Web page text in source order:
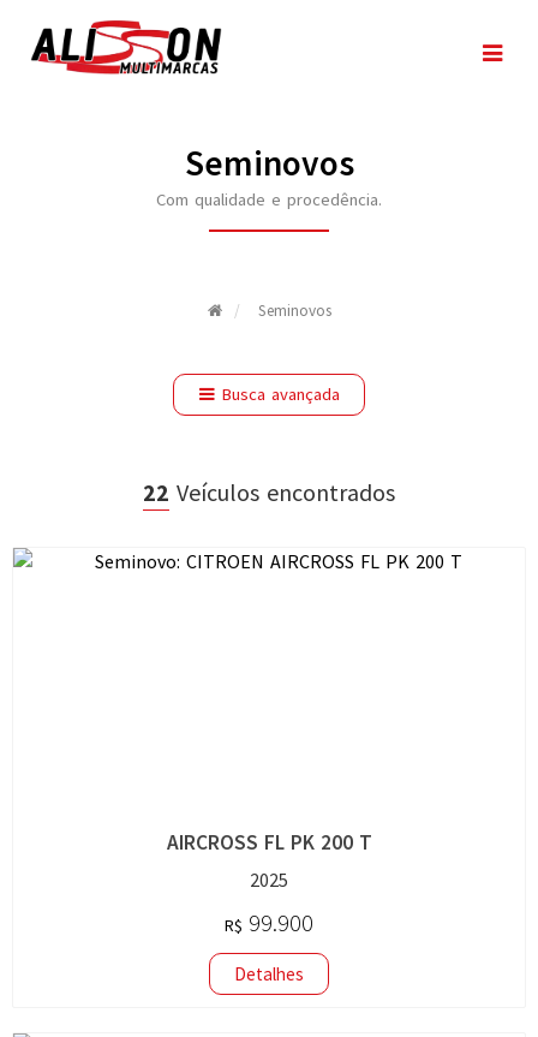
Seminovos
Com qualidade e procedência.
Seminovos
Busca avançada
22 Veículos encontrados
AIRCROSS FL PK 200 T
2025
R$ 99.900
Detalhes